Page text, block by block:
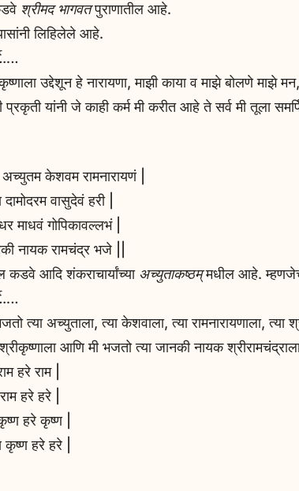
श्रीमद भागवतपुराणातील आहे.
लिहिलेले आहे.
उद्देशून हे नारायणा, माझी काया व माझे बोलणे माझे
प्रकृती यांनी जे काही कर्म मी करीत आहे ते सर्व मी तूला
केशवम रामनारायणं |
वासुदेवं हरी |
माधवं गोपिकावल्लभं |
नायक रामचंद्र भजे ||
कडवे आदि शंकराचार्यांच्या अच्युताकष्ठम्मधील आहे.
त्या अच्युताला, त्या केशवाला, त्या रामनारायणाला, त्या
आणि मी भजतो त्या जानकी नायक
हरे राम |
हरे हरे |
हरे कृष्ण |
हरे हरे |